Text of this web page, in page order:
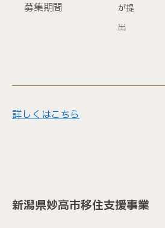
募集期間
が提
で
詳しくはこちら
新潟県妙高市移住支援事業